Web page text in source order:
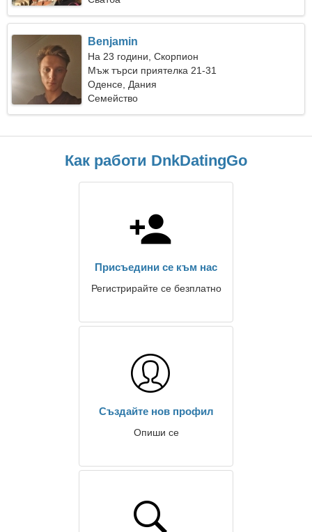
Benjamin
На 23 години, Скорпион
Мъж търси приятелка 21-31
Оденсе, Дания
Семейство
Как работи DnkDatingGo
Присъедини се към нас
Регистрирайте се безплатно
Създайте нов профил
Опиши се